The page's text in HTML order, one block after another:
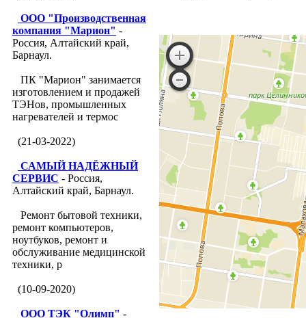
ООО "Производственная
компания "Марион" -
Россия, Алтайский край,
Барнаул.
ПК "Марион" занимается
изготовлением и продажей
ТЭНов, промышленных
нагревателей и термос
(21-03-2022)
САМЫЙ НАДЁЖНЫЙ
СЕРВИС - Россия,
Алтайский край, Барнаул.
Ремонт бытовой техники,
ремонт компьютеров,
ноутбуков, ремонт и
обслуживание медицинской
техники, р
(10-09-2020)
ООО ТЭК "Олимп" -